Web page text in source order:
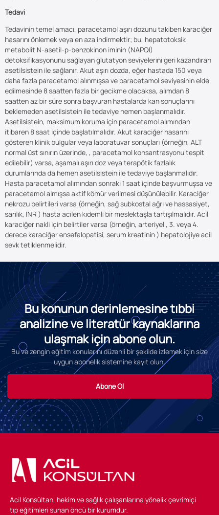
Tedavi
Tedavinin temel amacı, paracetamol aşırı dozunu takiben karaciğer
hasarını önlemek veya en aza indirmektir; bu, hepatotoksik
metabolit N-asetil-p-benzokinon iminin (NAPQI)
detoksifikasyonunu sağlayan glutatyon seviyelerini geri kazandıran
asetilsistein ile sağlanır. Akut aşırı dozda, eğer hastada 150 veya
daha fazla paracetamol alınmışsa ve paracetamol seviyesinin elde
edilmesinde 8 saatten fazla bir gecikme olacaksa, alımdan 8
saatten az bir süre sonra başvuran hastalarda kan sonuçlarını
beklemeden asetilsistein ile tedaviye hemen başlanmalıdır.
Asetilsistein, maksimum koruma için paracetamol alımından
itibaren 8 saat içinde başlatılmalıdır. Akut karaciğer hasarını
gösteren klinik bulgular veya laboratuvar sonuçları (örneğin, ALT
normal üst sınırın üzerinde, , paracetamol konsantrasyonu tespit
edilebilir) varsa, aşamalı aşırı doz veya terapötik fazlalık
durumlarında da hemen asetilsistein ile tedaviye başlanmalıdır.
Hasta paracetamol alımından sonraki 1 saat içinde başvurmuşsa ve
paracetamol almışsa aktif kömür verilmesi düşünülebilir. Karaciğer
nekrozu belirtileri varsa (örneğin, sağ subkostal ağrı ve hassasiyet,
sarılık, INR ) hasta acilen kıdemli bir meslektaşla tartışılmalıdır. Acil
karaciğer nakli için belirtiler varsa (örneğin, arteriyel , 3. veya 4.
derece karaciğer ensefalopatisi, serum kreatinin ) hepatolojiye acil
sevk tetiklenmelidir.
Bu konunun derinlemesine tıbbi
analizine ve literatür kaynaklarına
ulaşmak için abone olun.
Bu ve zengin eğitim konularını düzenli bir şekilde izlemek için size
uygun abonelik sistemine kayıt olun.
Abone Ol
Acil Konsültan, hekim ve sağlık çalışanlarına yönelik çevrimiçi
tıp eğitimleri sunan öncü bir kurumdur.